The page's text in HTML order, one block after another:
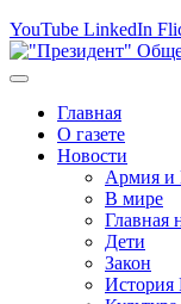
YouTube LinkedIn
Главная
О газете
Новости
Армия
В мире
Главная
Дети
Закон
История